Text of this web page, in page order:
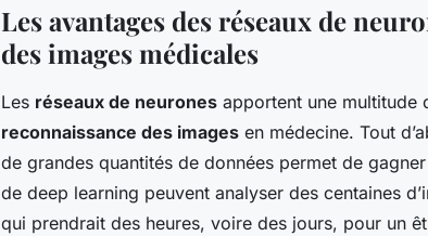
Les avantages des réseaux de
des images médicales
Les réseaux de neurones apportent une multitude
reconnaissance des images en médecine. Tout
de grandes quantités de données permet de
de deep learning peuvent analyser des centaines
qui prendrait des heures, voire des jours, pour un